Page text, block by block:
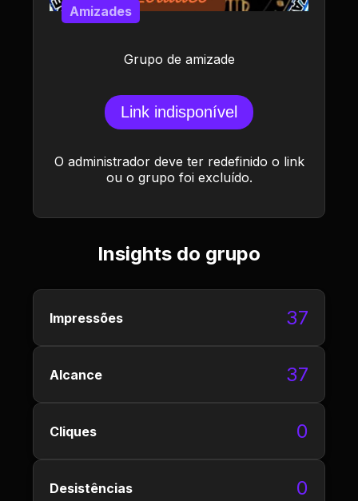
Grupo de amizade
Amizades
Link indisponível
O administrador deve ter redefinido o link
ou o grupo foi excluído.
Insights do grupo
Impressões 37
Alcance 37
Cliques 0
Desistências 0